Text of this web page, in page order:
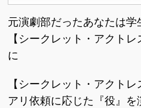
元演劇部だったあなたは
【シークレット・アクト
に
【シークレット・アクト
アリ依頼に応じた『役』